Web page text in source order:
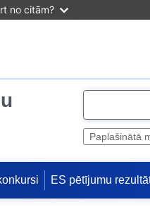
no citām?
e
Paplašinātā
ES pētījumu